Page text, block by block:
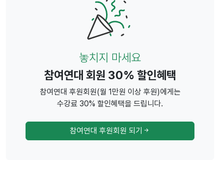
놓치지 마세요
참여연대 회원 30% 할인혜택
참여연대 후원회원(월 1만원 이상 후원)에게는
수강료 30% 할인혜택을 드립니다.
참여연대 후원회원 되기